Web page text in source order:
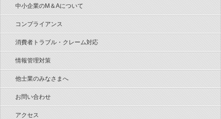
中小企業のM＆Aについて
コンプライアンス
消費者トラブル・クレーム対応
情報管理対策
他士業のみなさまへ
お問い合わせ
アクセス